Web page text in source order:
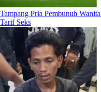
Tampang Pria Pembunuh
Tarif Seks